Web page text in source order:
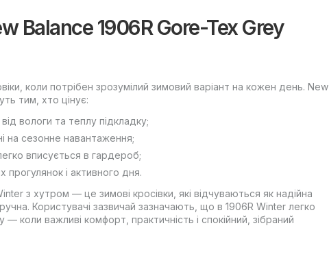
Balance 1906R Gore-Tex Grey
коли потрібен зрозумілий зимовий варіант на кожен день. New
тим, хто цінує:
вологи та теплу підкладку;
на сезонне навантаження;
вписується в гардероб;
і активного дня.
з хутром — це зимові кросівки, які відчуваються як надійна
Користувачі зазвичай зазначають, що в 1906R Winter легко
— коли важливі комфорт, практичність і спокійний, зібраний